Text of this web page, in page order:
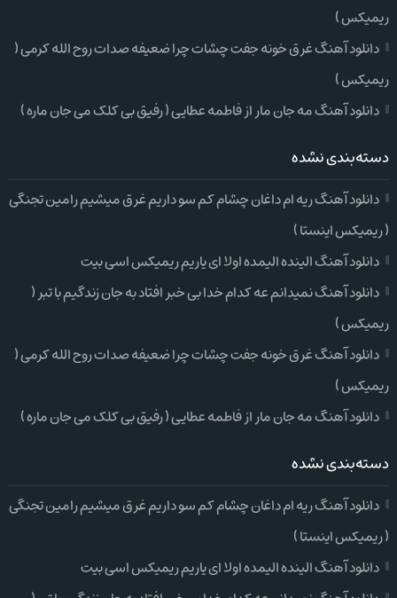
ریمیکس )
دانلود آهنگ غرق خونه جفت چشات چرا ضعیفه صدات روح الله کرمی (
ریمیکس )
دانلود آهنگ مه جان مار از فاطمه عطایی ( رفیق بی کلک می جان ماره )
دسته‌بندی نشده
دانلود آهنگ ریه ام داغان چشام کم سو داریم غرق میشیم رامین تجنگی
( ریمیکس اینستا )
دانلود آهنگ الینده الیمده اولا ای یاریم ریمیکس اسی بیت
دانلود آهنگ نمیدانم عه کدام خدا بی خبر افتاد به جان زندگیم با تبر (
ریمیکس )
دانلود آهنگ غرق خونه جفت چشات چرا ضعیفه صدات روح الله کرمی (
ریمیکس )
دانلود آهنگ مه جان مار از فاطمه عطایی ( رفیق بی کلک می جان ماره )
دسته‌بندی نشده
دانلود آهنگ ریه ام داغان چشام کم سو داریم غرق میشیم رامین تجنگی
( ریمیکس اینستا )
دانلود آهنگ الینده الیمده اولا ای یاریم ریمیکس اسی بیت